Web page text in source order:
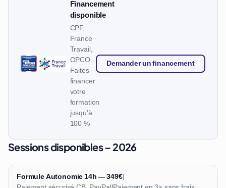
Financement
disponible
CPF,
France
Travail,
OPCO…
Faites
financer
votre
formation
jusqu'à
100 %
Demander un financement
Sessions disponibles – 2026
Formule Autonomie 14h — 349€|